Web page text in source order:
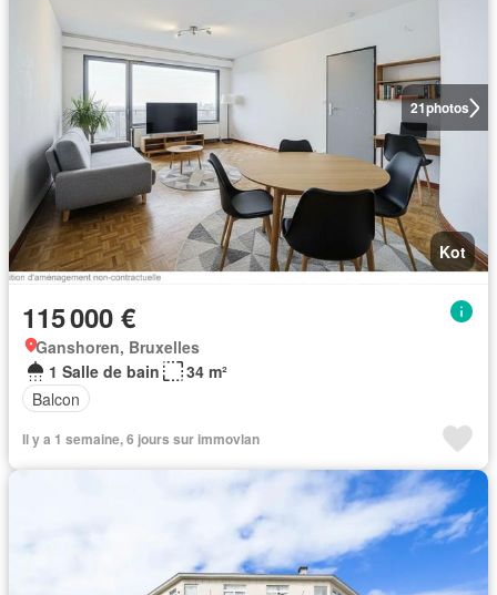
21photos
Kot
115 000 €
Ganshoren, Bruxelles
1 Salle de bain
34 m²
Balcon
Il y a 1 semaine, 6 jours sur immovlan